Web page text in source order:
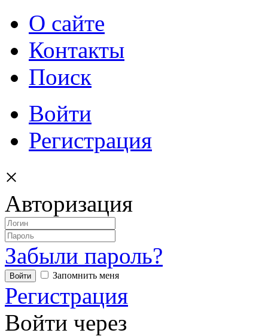
О сайте
Контакты
Поиск
Войти
Регистрация
×
Авторизация
Забыли пароль?
Запомнить меня
Регистрация
Войти через